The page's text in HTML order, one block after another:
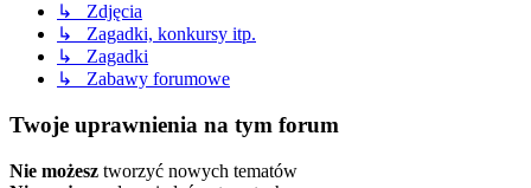
↳ Zdjęcia
↳ Zagadki, konkursy itp.
↳ Zagadki
↳ Zabawy forumowe
Twoje uprawnienia na tym forum
Nie możesz tworzyć nowych tematów